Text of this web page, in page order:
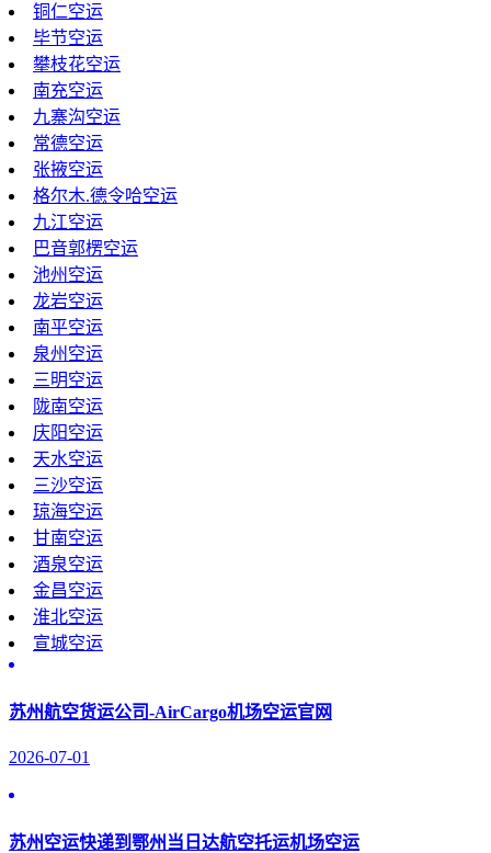
铜仁空运
毕节空运
攀枝花空运
南充空运
九寨沟空运
常德空运
张掖空运
格尔木.德令哈空运
九江空运
巴音郭楞空运
池州空运
龙岩空运
南平空运
泉州空运
三明空运
陇南空运
庆阳空运
天水空运
三沙空运
琼海空运
甘南空运
酒泉空运
金昌空运
淮北空运
宣城空运
苏州航空货运公司-AirCargo机场空运官网
2026-07-01
苏州空运快递到鄂州当日达航空托运机场空运